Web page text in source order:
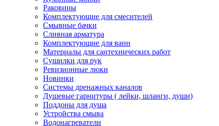
Раковины
Комплектующие для смесителей
Смывные бачки
Сливная арматура
Комплектующие для ванн
Материалы для сантехнических работ
Сушилки для рук
Ревизионные люки
Новинки
Системы дренажных каналов
Душевые гарнитуры ( лейки, шланги, души)
Поддоны для душа
Устройства смыва
Водонагреватели